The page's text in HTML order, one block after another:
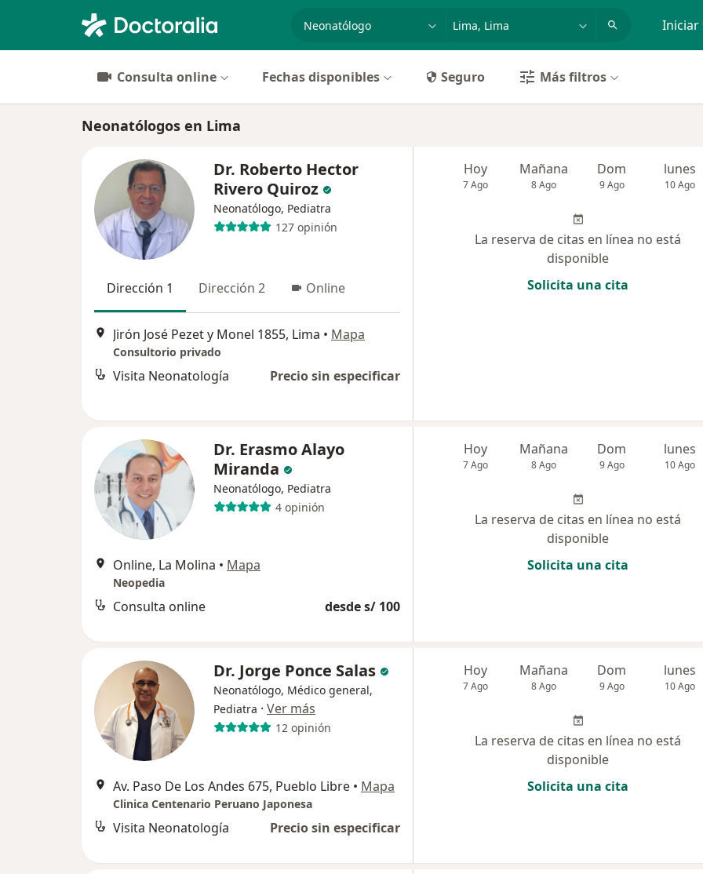
especialidad, enfermedad o nombre Iniciar
Consulta online Fechas disponibles Seguro Más filtros
Neonatólogos en Lima
Dr. Roberto Hector
Rivero Quiroz
Neonatólogo, Pediatra
127 opinión
Dirección 1 Dirección 2 Online
Jirón José Pezet y Monel 1855, Lima • Mapa
Consultorio privado
Visita Neonatología Precio sin especificar
Hoy
7 Ago
Mañana
8 Ago
Dom
9 Ago
lunes
10 Ago
La reserva de citas en línea no está
disponible
Solicita una cita
Dr. Erasmo Alayo
Miranda
Neonatólogo, Pediatra
4 opinión
Online, La Molina • Mapa
Neopedia
Consulta online desde s/ 100
Hoy
7 Ago
Mañana
8 Ago
Dom
9 Ago
lunes
10 Ago
La reserva de citas en línea no está
disponible
Solicita una cita
Dr. Jorge Ponce Salas
Neonatólogo, Médico general,
Pediatra · Ver más
12 opinión
Av. Paso De Los Andes 675, Pueblo Libre • Mapa
Clinica Centenario Peruano Japonesa
Visita Neonatología Precio sin especificar
Hoy
7 Ago
Mañana
8 Ago
Dom
9 Ago
lunes
10 Ago
La reserva de citas en línea no está
disponible
Solicita una cita